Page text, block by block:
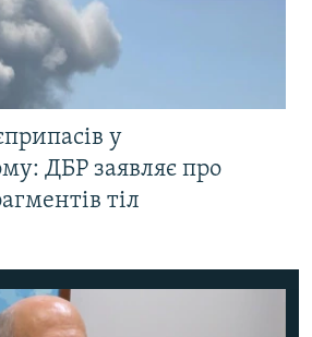
у
ДБР заявляє про
тіл